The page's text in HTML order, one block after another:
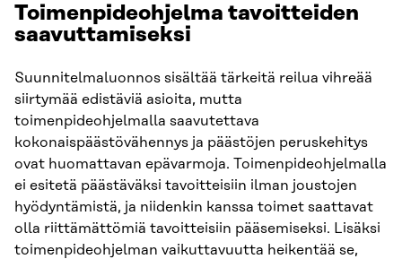
Toimenpideohjelma tavoitteiden
saavuttamiseksi
Suunnitelmaluonnos sisältää tärkeitä reilua vihreää
siirtymää edistäviä asioita, mutta
toimenpideohjelmalla saavutettava
kokonaispäästövähennys ja päästöjen peruskehitys
ovat huomattavan epävarmoja. Toimenpideohjelmalla
ei esitetä päästäväksi tavoitteisiin ilman joustojen
hyödyntämistä, ja niidenkin kanssa toimet saattavat
olla riittämättömiä tavoitteisiin pääsemiseksi. Lisäksi
toimenpideohjelman vaikuttavuutta heikentää se,